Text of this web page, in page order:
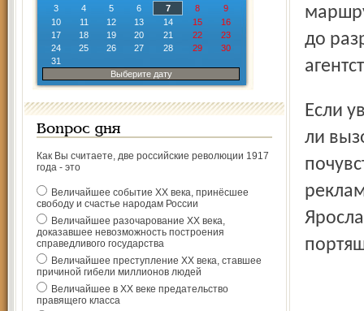
3
4 5 6 7 8
9
10
11 12 13 14 15
16
17
18 19 20 21 22
23
24
25 26 27 28 29
30
31
Выберите дату
Вопрос дня
Как Вы считаете, две российские революции 1917
года - это
Величайшее событие ХХ века, принёсшее
свободу и счастье народам России
Величайшее разочарование ХХ века,
доказавшее невозможность построения
справедливого государства
Величайшее преступление ХХ века, ставшее
причиной гибели миллионов людей
Величайшее в ХХ веке предательство
правящего класса
до
Если увеличение налога для первых двух категорий вряд
ли